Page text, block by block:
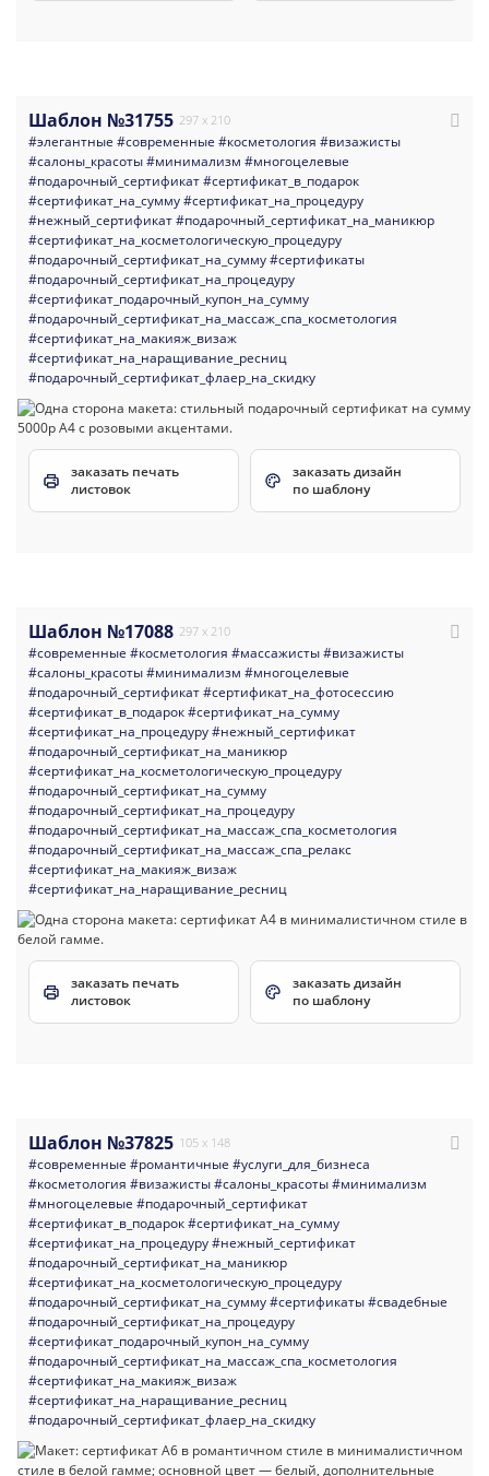
Шаблон №31755 297 x 210
#элегантные #современные #косметология #визажисты
#салоны_красоты#минимализм #многоцелевые
#подарочный_сертификат#сертификат_в_подарок
#сертификат_на_сумму#сертификат_на_процедуру
#нежный_сертификат#подарочный_сертификат_на_маникюр
#сертификат_на_косметологическую_процедуру
#подарочный_сертификат_на_сумму#сертификаты
#подарочный_сертификат_на_процедуру
#сертификат_подарочный_купон_на_сумму
#подарочный_сертификат_на_массаж_спа_косметология
#сертификат_на_макияж_визаж
#сертификат_на_наращивание_ресниц
#подарочный_сертификат_флаер_на_скидку
заказать печать
листовок
заказать дизайн
по шаблону
Шаблон №17088 297 x 210
#современные #косметология #массажисты#визажисты
#салоны_красоты#минимализм #многоцелевые
#подарочный_сертификат#сертификат_на_фотосессию
#сертификат_в_подарок#сертификат_на_сумму
#сертификат_на_процедуру#нежный_сертификат
#подарочный_сертификат_на_маникюр
#сертификат_на_косметологическую_процедуру
#подарочный_сертификат_на_сумму
#подарочный_сертификат_на_процедуру
#подарочный_сертификат_на_массаж_спа_косметология
#подарочный_сертификат_на_массаж_спа_релакс
#сертификат_на_макияж_визаж
#сертификат_на_наращивание_ресниц
заказать печать
листовок
заказать дизайн
по шаблону
Шаблон №37825 105 x 148
#современные #романтичные #услуги_для_бизнеса
#косметология #визажисты#салоны_красоты#минимализм
#многоцелевые #подарочный_сертификат
#сертификат_в_подарок#сертификат_на_сумму
#сертификат_на_процедуру#нежный_сертификат
#подарочный_сертификат_на_маникюр
#сертификат_на_косметологическую_процедуру
#подарочный_сертификат_на_сумму#сертификаты#свадебные
#подарочный_сертификат_на_процедуру
#сертификат_подарочный_купон_на_сумму
#подарочный_сертификат_на_массаж_спа_косметология
#сертификат_на_макияж_визаж
#сертификат_на_наращивание_ресниц
#подарочный_сертификат_флаер_на_скидку